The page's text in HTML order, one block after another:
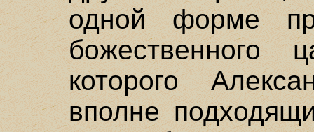
одной форме
божественного
которого
вполне